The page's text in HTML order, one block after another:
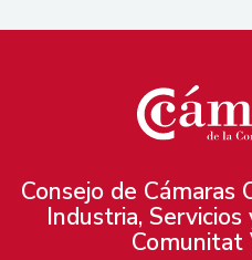
Consejo de Cámaras
Industria,
Comunitat